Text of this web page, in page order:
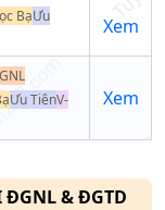
mã
BạƯu
Xem
Ưu TiênV-
Xem
ĐGNL & ĐGTD